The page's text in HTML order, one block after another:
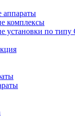
аппараты
комплексы
установки по типу